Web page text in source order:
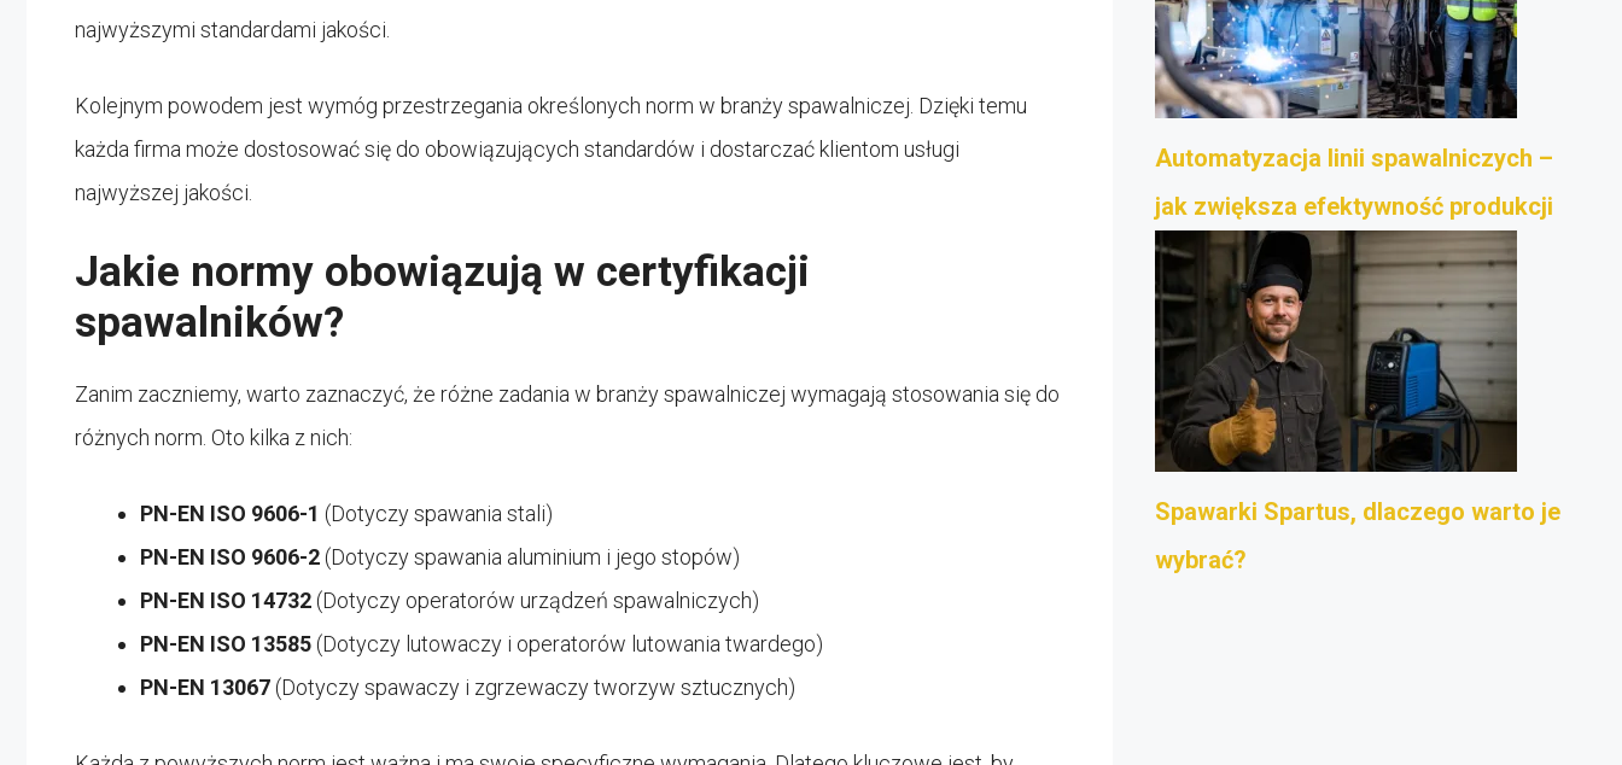
najwyższymi standardami jakości.
Kolejnym powodem jest wymóg przestrzegania określonych norm w branży spawalniczej. Dzięki temu
każda firma może dostosować się do obowiązujących standardów i dostarczać klientom usługi
najwyższej jakości.
Jakie normy obowiązują w certyfikacji
spawalników?
Zanim zaczniemy, warto zaznaczyć, że różne zadania w branży spawalniczej wymagają stosowania się do
różnych norm. Oto kilka z nich:
PN-EN ISO 9606-1 (Dotyczy spawania stali)
PN-EN ISO 9606-2 (Dotyczy spawania aluminium i jego stopów)
PN-EN ISO 14732 (Dotyczy operatorów urządzeń spawalniczych)
PN-EN ISO 13585 (Dotyczy lutowaczy i operatorów lutowania twardego)
PN-EN 13067 (Dotyczy spawaczy i zgrzewaczy tworzyw sztucznych)
Automatyzacja linii spawalniczych –
jak zwiększa efektywność produkcji
Spawarki Spartus, dlaczego warto je
wybrać?